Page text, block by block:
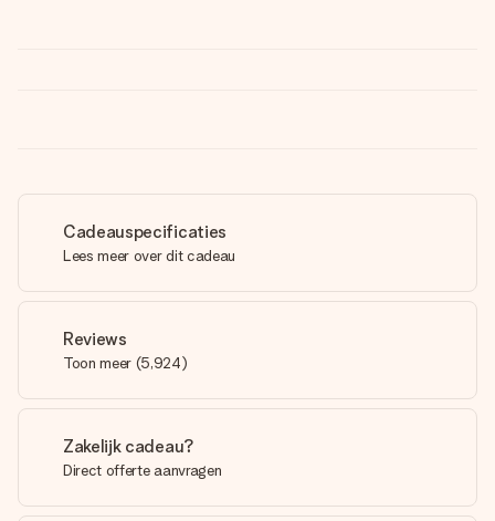
Cadeauspecificaties
Lees meer over dit cadeau
Reviews
Toon meer (5,924)
Zakelijk cadeau?
Direct offerte aanvragen